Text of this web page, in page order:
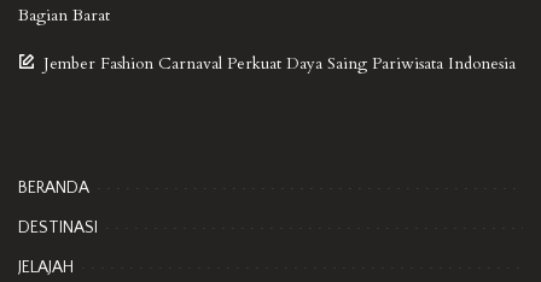
Bagian Barat
Jember Fashion Carnaval Perkuat Daya Saing Pariwisata Indonesia
BERANDA
DESTINASI
JELAJAH